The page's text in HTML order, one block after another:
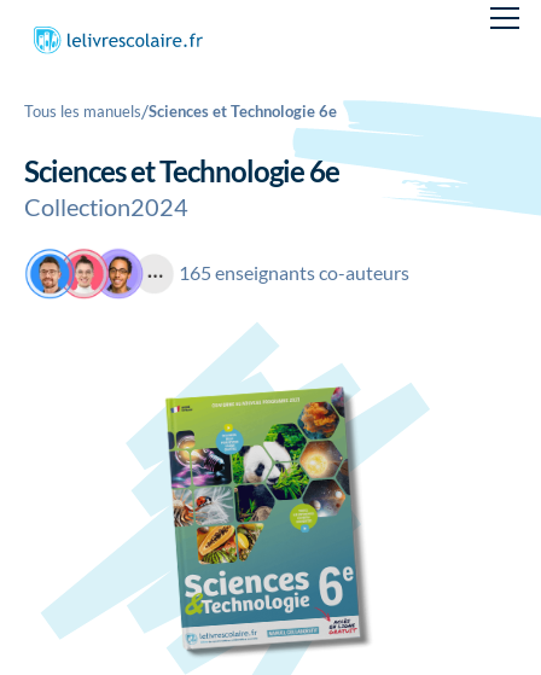
Tous les manuels/Sciences et Technologie 6e
Sciences et Technologie 6e
Collection2024
165 enseignants co-auteurs